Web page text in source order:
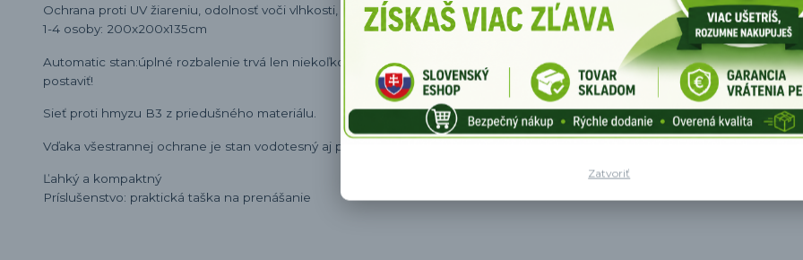
Ochrana proti UV žiareniu, odolnosť voči vlhkosti, vodotesnosť
1-4 osoby: 200x200x135cm
Automatic stan:úplné rozbalenie trvá len niekoľko sekúnd, čím sa úplne eliminuje náročná práca. Dokonca aj deti dokážu
postaviť!
Sieť proti hmyzu B3 z priedušného materiálu.
Vďaka všestrannej ochrane je stan vodotesný aj pri veľmi silnom daždi a tkanina funguje aj ako bariéra proti kondenzácii.
Ľahký a kompaktný
Príslušenstvo: praktická taška na prenášanie
Zatvoriť